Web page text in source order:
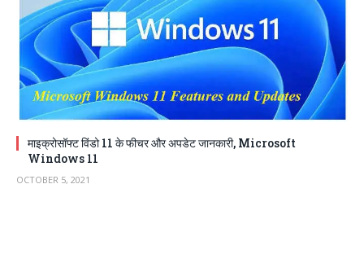
माइक्रोसॉफ्ट विंडो 11 के फीचर और अपडेट जानकारी, Microsoft
Windows 11
OCTOBER 5, 2021